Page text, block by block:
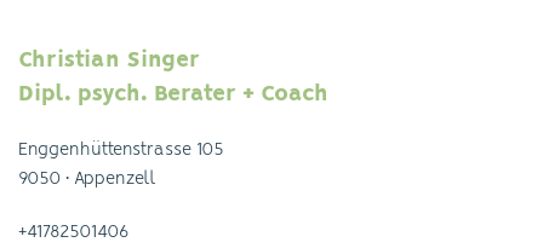
Christian Singer
Dipl. psych. Berater + Coach
Enggenhüttenstrasse 105
9050 • Appenzell
+41782501406